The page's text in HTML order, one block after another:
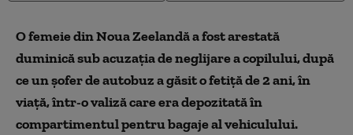
O femeie din Noua Zeelandă a fost arestată
duminică sub acuzaţia de neglijare a copilului, după
ce un şofer de autobuz a găsit o fetiţă de 2 ani, în
viaţă, într-o valiză care era depozitată în
compartimentul pentru bagaje al vehiculului.